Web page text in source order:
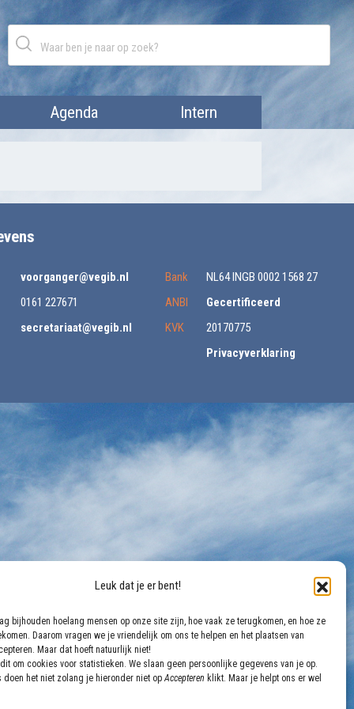
Leuk dat je er bent!
bijhouden hoelang mensen op onze site zijn, hoe vaak ze terugkomen, en hoe ze
Daarom vragen we je vriendelijk om ons te helpen en het plaatsen van
Maar dat hoeft natuurlijk niet!
om cookies voor statistieken. We slaan geen persoonlijke gegevens van je op.
doen het niet zolang je hieronder niet opAccepteren klikt. Maar je helpt ons er wel
Agenda Intern
voorganger@vegib.nl
0161 227671
secretariaat@vegib.nl
Bank
NL64 INGB 0002 1568 27
ANBI
Gecertificeerd
KVK
20170775
Privacyverklaring